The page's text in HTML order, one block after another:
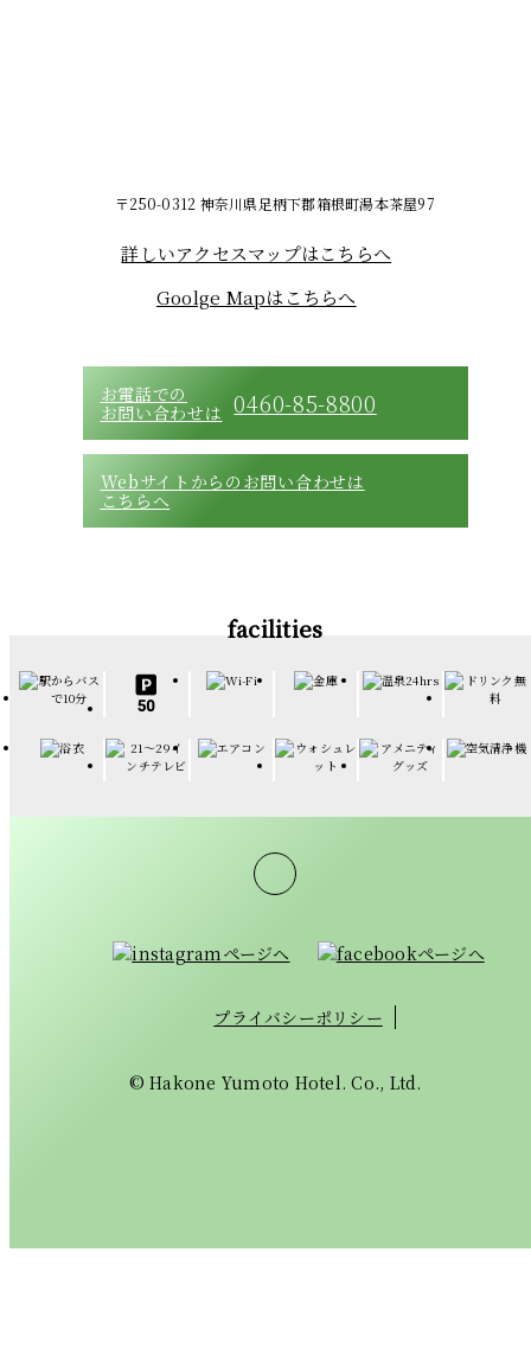
〒250-0312 神奈川県足柄下郡箱根町湯本茶屋97
詳しいアクセスマップはこちらへ
Goolge Mapはこちらへ
お電話での
お問い合わせは 0460-85-8800
Webサイトからのお問い合わせは
こちらへ
facilities
プライバシーポリシー
© Hakone Yumoto Hotel. Co., Ltd.